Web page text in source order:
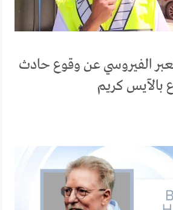
الفيروسي عن وقوع حادث
بالآيس كريم